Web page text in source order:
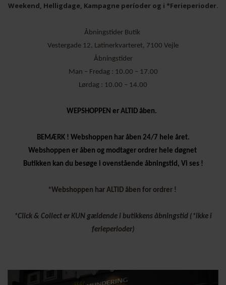
Weekend, Helligdage, Kampagne períoder og i *Ferieperioder.
Åbningstider Butik
Vestergade 12, Latinerkvarteret, 7100 Vejle
Åbningstider
Man – Fredag : 10.00 – 17.00
Lørdag : 10.00 – 14.00
WEPSHOPPEN er ALTID åben.
BEMÆRK ! Webshoppen har åben 24/7 hele året.
Webshoppen er åben og modtager ordrer hele døgnet
Butikken kan du besøge i ovenstående åbningstid, Vi ses !
*Webshoppen har ALTID åben for ordrer !
*Click & Collect er KUN gældende i butikkens åbningstid (*ikke i
ferieperioder)